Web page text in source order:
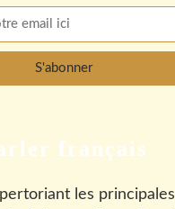
français
les principales